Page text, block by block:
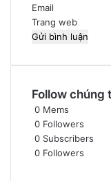
Email
Trang web
Follow chúng
0 Mems
0 Followers
0 Subscribers
0 Followers